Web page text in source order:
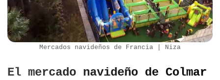
Mercados navideños de Francia | Niza
El mercado navideño de Colmar